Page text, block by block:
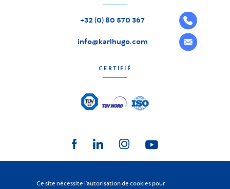
+32 (0) 80 570 367
info@karlhugo.com
CERTIFIÉ
Ce site nécessite l'autorisation de cookies pour